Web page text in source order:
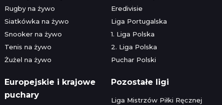
Rugby na żywo
Siatkówka na żywo
Snooker na żywo
Tenis na żywo
Żużel na żywo
Eredivisie
Liga Portugalska
1. Liga Polska
2. Liga Polska
Puchar Polski
Europejskie i krajowe
puchary
Pozostałe ligi
Liga Mistrzów Piłki Ręcznej